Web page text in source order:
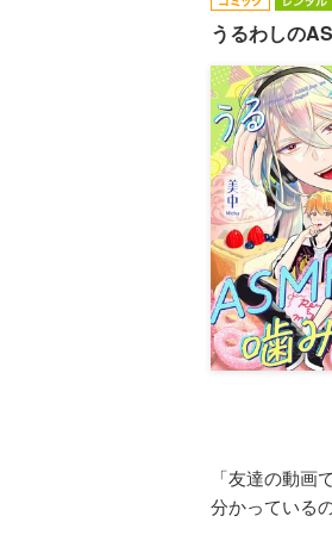
うるわしの
「友達の動画
分かっている